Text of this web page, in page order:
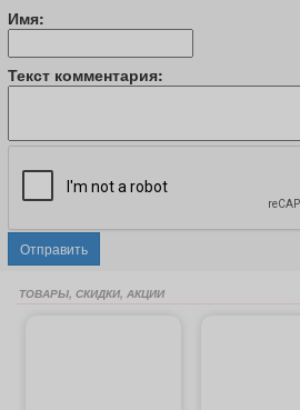
Имя:
Текст комментария:
Отправить
ТОВАРЫ, СКИДКИ, АКЦИИ